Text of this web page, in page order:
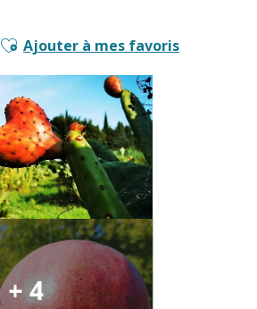
Ajouter aux favoris
Ajouter à mes favoris
+ 4